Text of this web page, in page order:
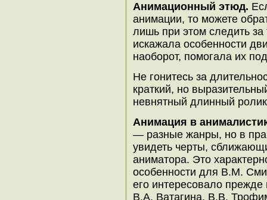
Анимационный этюд.
анимации, то можете
лишь при этом следить
искажала особенности
наоборот, помогала их
Не гонитесь за
краткий, но
невнятный длинный
Анимация в
— разные жанры, но в
увидеть черты,
аниматора. Это
особенности для В.М.
его интересовало прежде
В.А. Ватагина, В.В.